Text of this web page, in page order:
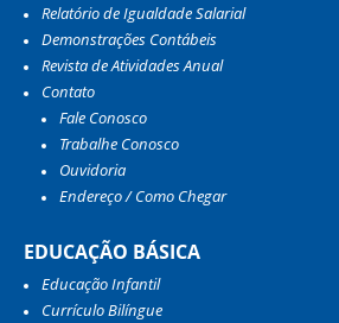
Relatório de Igualdade Salarial
Demonstrações Contábeis
Revista de Atividades Anual
Contato
Fale Conosco
Trabalhe Conosco
Ouvidoria
Endereço / Como Chegar
EDUCAÇÃO BÁSICA
Educação Infantil
Currículo Bilíngue